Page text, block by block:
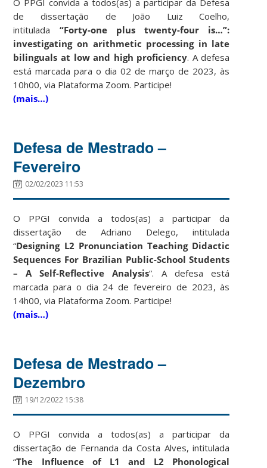
de dissertação de João Luiz Coelho,
intitulada “Forty-one plus twenty-four is…”:
investigating on arithmetic processing in late
bilinguals at low and high proficiency. A defesa
está marcada para o dia 02 de março de 2023, às
10h00, via Plataforma Zoom. Participe!
(mais…)
Defesa de Mestrado –
Fevereiro
02/02/2023 11:53
O PPGI convida a todos(as) a participar da
dissertação de Adriano Delego, intitulada
“Designing L2 Pronunciation Teaching Didactic
Sequences For Brazilian Public-School Students
– A Self-Reflective Analysis”. A defesa está
marcada para o dia 24 de fevereiro de 2023, às
14h00, via Plataforma Zoom. Participe!
(mais…)
Defesa de Mestrado –
Dezembro
19/12/2022 15:38
O PPGI convida a todos(as) a participar da
dissertação de Fernanda da Costa Alves, intitulada
“The Influence of L1 and L2 Phonological